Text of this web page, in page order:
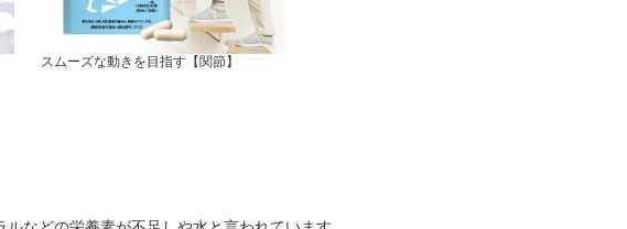
スムーズな動きを目指す【関節】